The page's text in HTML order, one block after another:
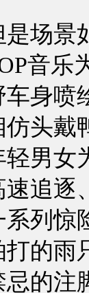
景如
音乐
车身喷
仿头戴
轻男女
追逐
系列惊
打的雨
的注